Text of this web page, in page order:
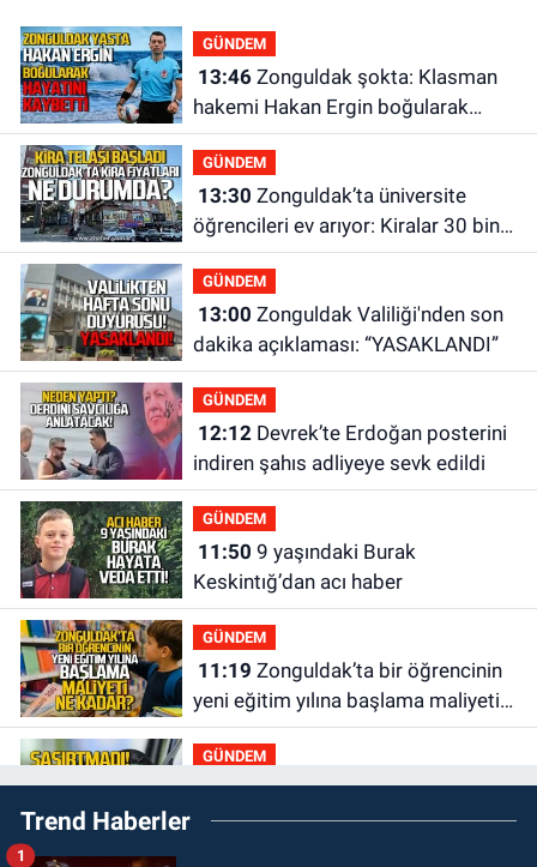
GÜNDEM
13:46Zonguldak şokta: Klasman
hakemi Hakan Ergin boğularak
hayatını kaybetti
GÜNDEM
13:30
öğrencileri ev arıyor: Kiralar 30 bin
liraya kadar çıkıyor
GÜNDEM
13:00
dakika açıklaması: “YASAKLANDI”
GÜNDEM
12:12Devrek’te Erdoğan posterini
indiren şahıs adliyeye sevk edildi
GÜNDEM
11:50
Keskintığ’dan acı haber
GÜNDEM
11:19
yeni eğitim yılına başlama maliyeti
ne kadar?
GÜNDEM
11:13Şaşırtmadı... Akaryakıta bir
zam daha geliyor
Trend Haberler
1